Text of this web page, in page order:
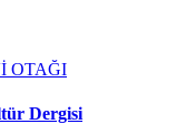
OTAĞI
Dergisi